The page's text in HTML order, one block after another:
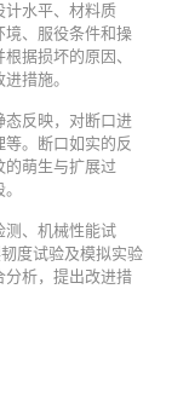
计水平、材料质
境、服役条件和操
据损坏的原因、
措施。
态反映，对断口进
。断口如实的反
的萌生与扩展过
测、机械性能试
度试验及模拟实验
分析，提出改进措